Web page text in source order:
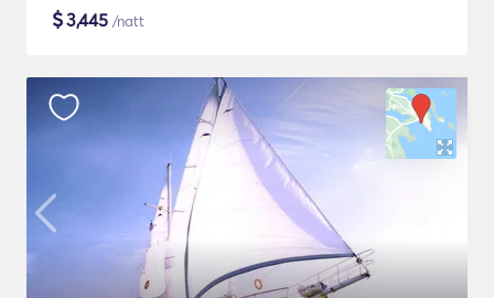
$3,445 /natt